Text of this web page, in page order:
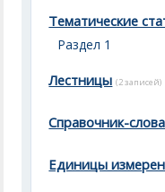
Тематические
Раздел 1
Лестницы (2 записей)
Справочник-
Единицы